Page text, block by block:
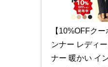
【10%OFFク
ンナー レディ
ナー 暖かい イ